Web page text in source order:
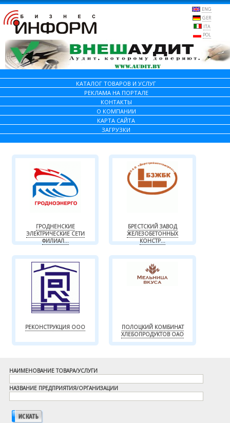
ENG
GER
ITA
POL
КАТАЛОГ ТОВАРОВ И УСЛУГ
РЕКЛАМА НА ПОРТАЛЕ
КОНТАКТЫ
О КОМПАНИИ
КАРТА САЙТА
ЗАГРУЗКИ
ГРОДНЕНСКИЕ
ЭЛЕКТРИЧЕСКИЕ СЕТИ
ФИЛИАЛ...
БРЕСТСКИЙ ЗАВОД
ЖЕЛЕЗОБЕТОННЫХ
КОНСТР...
РЕКОНСТРУКЦИЯ ООО
ПОЛОЦКИЙ КОМБИНАТ
ХЛЕБОПРОДУКТОВ ОАО
НАИМЕНОВАНИЕ ТОВАРА/УСЛУГИ
НАЗВАНИЕ ПРЕДПРИЯТИЯ/ОРГАНИЗАЦИИ